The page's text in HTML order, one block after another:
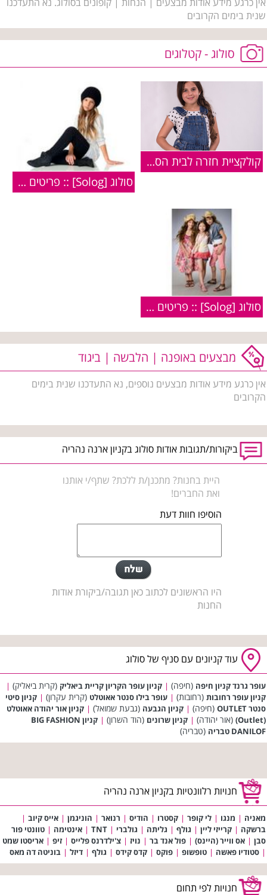
שנית בימים הקרובים
סולוג - קטלוגים
קולקציית חזרה לבית הספר של סולוג
סולוג [Solog] :: פריטים מקולקציית חורף 2010/11
סולוג [Solog] :: פריטים מקולקציית קיץ 2010
מבצעים באופנה | הלבשה | ביגוד
אין כרגע מידע אודות מבצעים נוספים, נא התעדכנו שנית בימים
הקרובים
ביקורות/תגובות אודות סולוג בקניון ארנה נהריה
היית בחנות? מתכנן/ת ללכת? שתף/י אותנו
ואת החברים!
הוסיפו חוות דעת
היו הראשונים לכתוב כאן תגובה/ביקורת אודות
החנות
עוד קניונים עם סניף של סולוג
עופר גרנד קניון חיפה (חיפה) | קניון עופר הקריון קריית ביאליק (קרית ביאליק) |
קניון עופר רחובות (רחובות) | עופר בילו סנטר אאוטלט (קרית עקרון) | קניון סיטי
סנטר OUTLET
(חיפה) | קניון הגבעה (גבעת שמואל) | קניון אור יהודה אאוטלט
(Outlet)
(אור יהודה) | קניון שרונים (הוד השרון) |
קניון BIG FASHION
DANILOF טבריה
(טבריה)
חנויות רלוונטיות בקניון ארנה נהריה
מאניה | מנגו | לי קופר | קסטרו | הודיס | רנואר | הוניגמן | אייס קיוב |
ברשקה | קרייזי ליין | גולף | גליתה | גולברי |
TNT
| אינטימה | טוונטי פור
סבן | אס ווייר (היינס) | פול אנד בר | נויז | צ'ילדרנס פלייס | זיפ | אריסטו שמט
| סטודיו פאשה | טופשופ | פוקס | קדס קידס | גולף | דיזל | בוניטה דה מאס
חנויות לפי תחום